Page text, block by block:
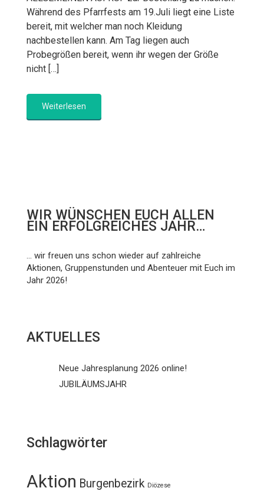
Während des Pfarrfests am 19.Juli liegt eine Liste
bereit, mit welcher man noch Kleidung
nachbestellen kann. Am Tag liegen auch
Probegrößen bereit, wenn ihr wegen der Größe
nicht […]
Weiterlesen
WIR WÜNSCHEN EUCH ALLEN
EIN ERFOLGREICHES JAHR…
... wir freuen uns schon wieder auf zahlreiche
Aktionen, Gruppenstunden und Abenteuer mit Euch im
Jahr 2026!
AKTUELLES
Neue Jahresplanung 2026 online!
JUBILÄUMSJAHR
Schlagwörter
Aktion Burgenbezirk Diözese